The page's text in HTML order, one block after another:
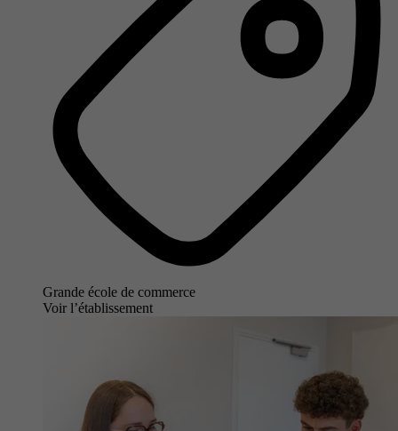
Grande école de commerce
Voir l’établissement